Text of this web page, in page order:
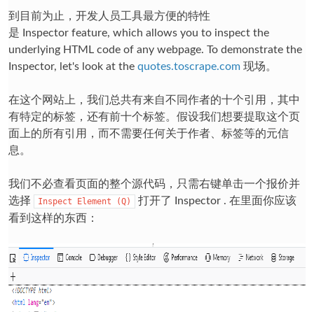
到目前为止，开发人员工具最方便的特性
是
Inspectorfeature, which allows you to inspect the
underlying HTML code of any webpage. To demonstrate the
Inspector, let's look at the quotes.toscrape.com现场。
在这个网站上，我们总共有来自不同作者的十个引用，其中
有特定的标签，还有前十个标签。假设我们想要提取这个页
面上的所有引用，而不需要任何关于作者、标签等的元信
息。
我们不必查看页面的整个源代码，只需右键单击一个报价并
选择
Inspect Element (Q) 打开了 Inspector. 在里面你应该
看到这样的东西：